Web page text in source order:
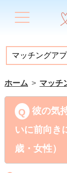
ホーム マッチ
彼の気
いに前向き
歳・女性）